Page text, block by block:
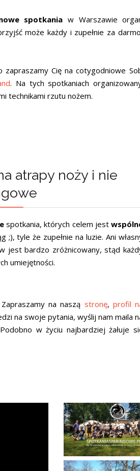
spotkania w Warszawie
może każdy i zupełnie za darmo
zapraszamy Cię na cotygodniowe
. Na tych spotkaniach
technikami rzutu nożem.
atrapy noży i nie
spotkania, których celem jest
;), tyle że zupełnie na luzie. Ani
jest bardzo zróżnicowany, stąd
umiejętności.
na naszą stronę, profil
na swoje pytania, wyślij nam maila
w życiu najbardziej żałuje